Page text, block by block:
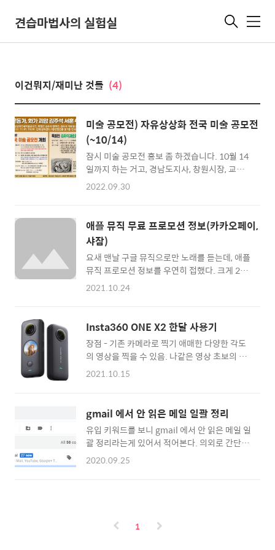
견습마법사의 실험실 메
이건뭐지/재미난 것들 (4)
미술 공모전) 자유상상화 전국 미술 공모전
(~10/14)
잠시 미술 공모전 홍보 좀 하겠습니다. 10월 14
일까지 하는 거고, 경남도지사, 창원시장, 교육
감 상 등이 여럿 있어서 입시에도 도움이 되리라
괴암 김주석 기념사업회 2. 후 원:경상남도･경
상남도교육청‧창원시특례시, 창원시교육지원
청 3. 출품자격:전국 유치원･중･고･대학생･일
반인 4. 주 제 : 자유상상화(주제 및 재료는 자유
이며 별첨 제작 유의점 참조 자유상상화의 형식
이나 의미를 포함하는 작품이어야 함) 5. 출품규
인 1점) (단, 표구 또는 액자 없는 작품으로 파손
의 위험이 없어야 하며 접수된 작품은 반환..
2022.09.30
애플 뮤직 무료 프로모션 정보(카카오페이,
샤잠)
요새 맨날 구글 뮤직으로만 노래를 듣는데, 애플
뮤직 프로모션 정보를 우연히 접했다. 크게 2가
지 인데, 카카오 페이 프로모션과 샤잠 프로모
플 뮤직을 한번도 안쓴 사람이라면 최대 12개월
정도 연장이 가능하다 -_-;; 신규 고객인 경우라
면 일단 애플 뮤직을 들어가서 6개월 무료 이용
을 등록하고, 카카오페이 1개월 등록, 샤잠 무료
이용 등록 순으로 진행을 해야 한다. 최대 12개
이라면.. 1. 카카오 페이 프로모션( 신규 4개월,
기존 고객은 1개월 ) - 카카오 페이 프로모션은
https://sdjoon.tis..
2021.10.24
Insta360 ONE X2 한달 사용기
장점 - 기존 카메라로 찍기 애매한 다양한 각도
의 영상을 찍을 수 있음. 나같은 영상 초보의 경
우 구도를 잘 못잡는 경우가 많은데 후에 편집하
것 보다 더 안정적인 영상 촬영이 가능하다. 단
점 - 360도 영상을 편집하기 위해 PC로 옮기는
시간이 너무 길다. 영상의 파일 사이즈가 너무
커서 어쩔 수 없는 부분. - 모바일기기에서 바로
영상을 내보내는 경우 (아마도?) 저화질로 나가
로 개선될 여지 있음. - 영상의 해상도가 떨어진
2021.10.15
gmail 에서 안 읽은 메일 일괄 정리
유입 키워드를 보니 gmail 에서 안 읽은 메일 일
괄 정리라는게 있어서 적어본다. 의외로 간단한
건데 많은 사람들이 모르는 것 같다. 그냥 말 그
표시하기 한글 UI 의 경우에는 저게 아마 읽은
상태로 표시하기 일거다. 이렇게 하면 잠시 시간
2020.09.25
1